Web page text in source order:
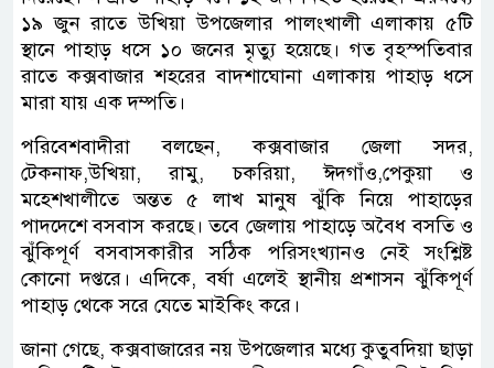
১৯ জুন রাতে উখিয়া উপজেলার পালংখালী এলাকায় ৫টি
স্থানে পাহাড় ধসে ১০ জনের মৃত্যু হয়েছে। গত বৃহস্পতিবার
রাতে কক্সবাজার শহরের বাদশাঘোনা এলাকায় পাহাড় ধসে
মারা যায় এক দম্পতি।
পরিবেশবাদীরা বলছেন, কক্সবাজার জেলা সদর,
টেকনাফ,উখিয়া, রামু, চকরিয়া, ঈদগাঁও,পেকুয়া ও
মহেশখালীতে অন্তত ৫ লাখ মানুষ ঝুঁকি নিয়ে পাহাড়ের
পাদদেশে বসবাস করছে। তবে জেলায় পাহাড়ে অবৈধ বসতি ও
ঝুঁকিপূর্ণ বসবাসকারীর সঠিক পরিসংখ্যানও নেই সংশ্লিষ্ট
কোনো দপ্তরে। এদিকে, বর্ষা এলেই স্থানীয় প্রশাসন ঝুঁকিপূর্ণ
পাহাড় থেকে সরে যেতে মাইকিং করে।
জানা গেছে, কক্সবাজারের নয় উপজেলার মধ্যে কুতুবদিয়া ছাড়া